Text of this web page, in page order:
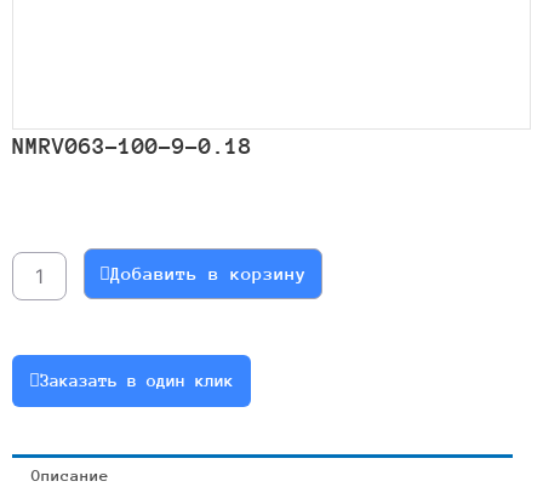
NMRV063-100-9-0.18
NMRV063-
100-
Добавить в корзину
Заказать в один клик
Описание